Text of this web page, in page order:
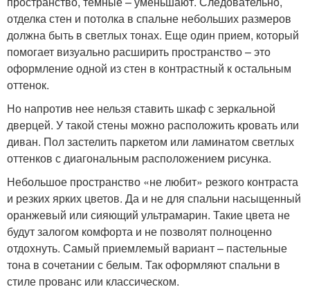
отделка стен и потолка в спальне небольших размеров
должна быть в светлых тонах. Еще один прием, который
помогает визуально расширить пространство – это
оформление одной из стен в контрастный к остальным
оттенок.
Но напротив нее нельзя ставить шкаф с зеркальной
дверцей. У такой стены можно расположить кровать или
диван. Пол застелить паркетом или ламинатом светлых
оттенков с диагональным расположением рисунка.
Небольшое пространство «не любит» резкого контраста
и резких ярких цветов. Да и не для спальни насыщенный
оранжевый или сияющий ультрамарин. Такие цвета не
будут залогом комфорта и не позволят полноценно
отдохнуть. Самый приемлемый вариант – пастельные
тона в сочетании с белым. Так оформляют спальни в
стиле прованс или классическом.